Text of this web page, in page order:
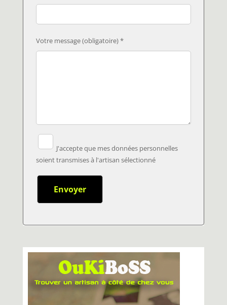
Votre message (obligatoire) *
J'accepte que mes données personnelles
soient transmises à l'artisan sélectionné